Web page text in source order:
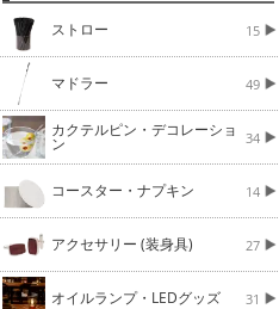
ストロー 15
マドラー 49
カクテルピン・デコレーショ
ン 34
コースター・ナプキン 14
アクセサリー (装身具) 27
オイルランプ・LEDグッズ 31